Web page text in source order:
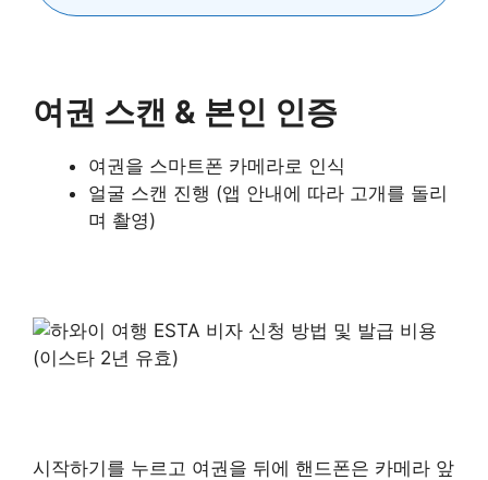
여권 스캔 & 본인 인증
여권을 스마트폰 카메라로 인식
얼굴 스캔 진행 (앱 안내에 따라 고개를 돌리
며 촬영)
시작하기를 누르고 여권을 뒤에 핸드폰은 카메라 앞